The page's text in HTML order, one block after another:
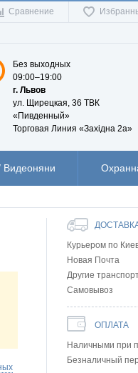
Сравнение
Без выходных
09:00–19:00
г. Львов
ул. Щирецкая, 36 ТВК
«Пивденный»
Торговая Линия «Західна 2а»
Курьером по
Новая Почта
Другие
Самовывоз
ОПЛАТА
Наличными при
Безналичный